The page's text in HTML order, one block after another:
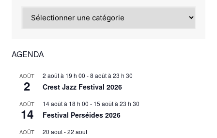
AGENDA
AOÛT
2
2 août à 19 h 00 -8 août à 23 h 30
Crest Jazz Festival 2026
AOÛT
14
14 août à 18 h 00 - 15 août à 23 h 30
Festival Perséides 2026
AOÛT 20 août-22 août